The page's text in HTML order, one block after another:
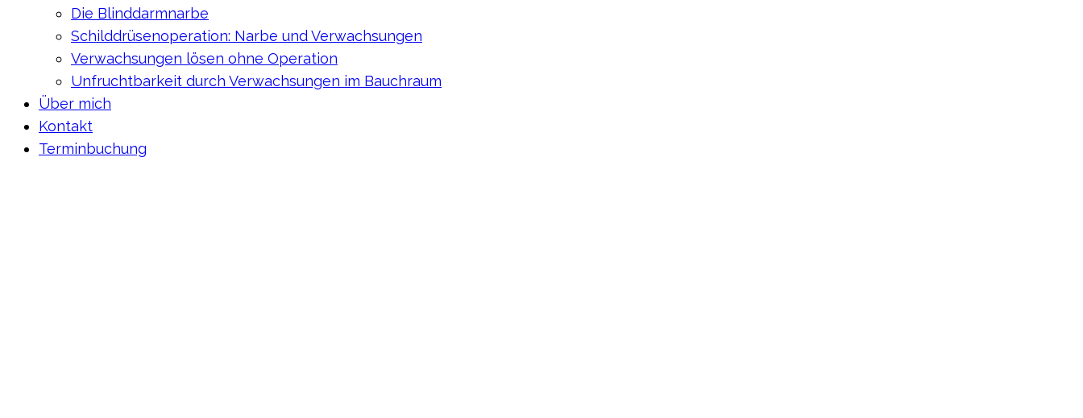
Die Blinddarmnarbe
Schilddrüsenoperation: Narbe und Verwachsungen
Verwachsungen lösen ohne Operation
Unfruchtbarkeit durch Verwachsungen im Bauchraum
Über mich
Kontakt
Terminbuchung